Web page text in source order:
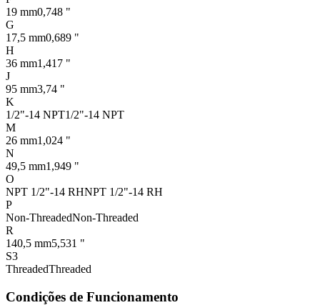
19 mm0,748 "
G
17,5 mm0,689 "
H
36 mm1,417 "
J
95 mm3,74 "
K
1/2"-14 NPT1/2"-14 NPT
M
26 mm1,024 "
N
49,5 mm1,949 "
O
NPT 1/2"-14 RHNPT 1/2"-14 RH
P
Non-ThreadedNon-Threaded
R
140,5 mm5,531 "
S3
ThreadedThreaded
Condições de Funcionamento